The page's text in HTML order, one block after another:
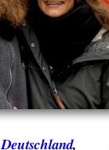
Deutschland